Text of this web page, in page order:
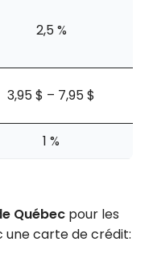
2,5 %
3,95 $ – 7,95 $
1 %
Québec pour les
une carte de crédit: